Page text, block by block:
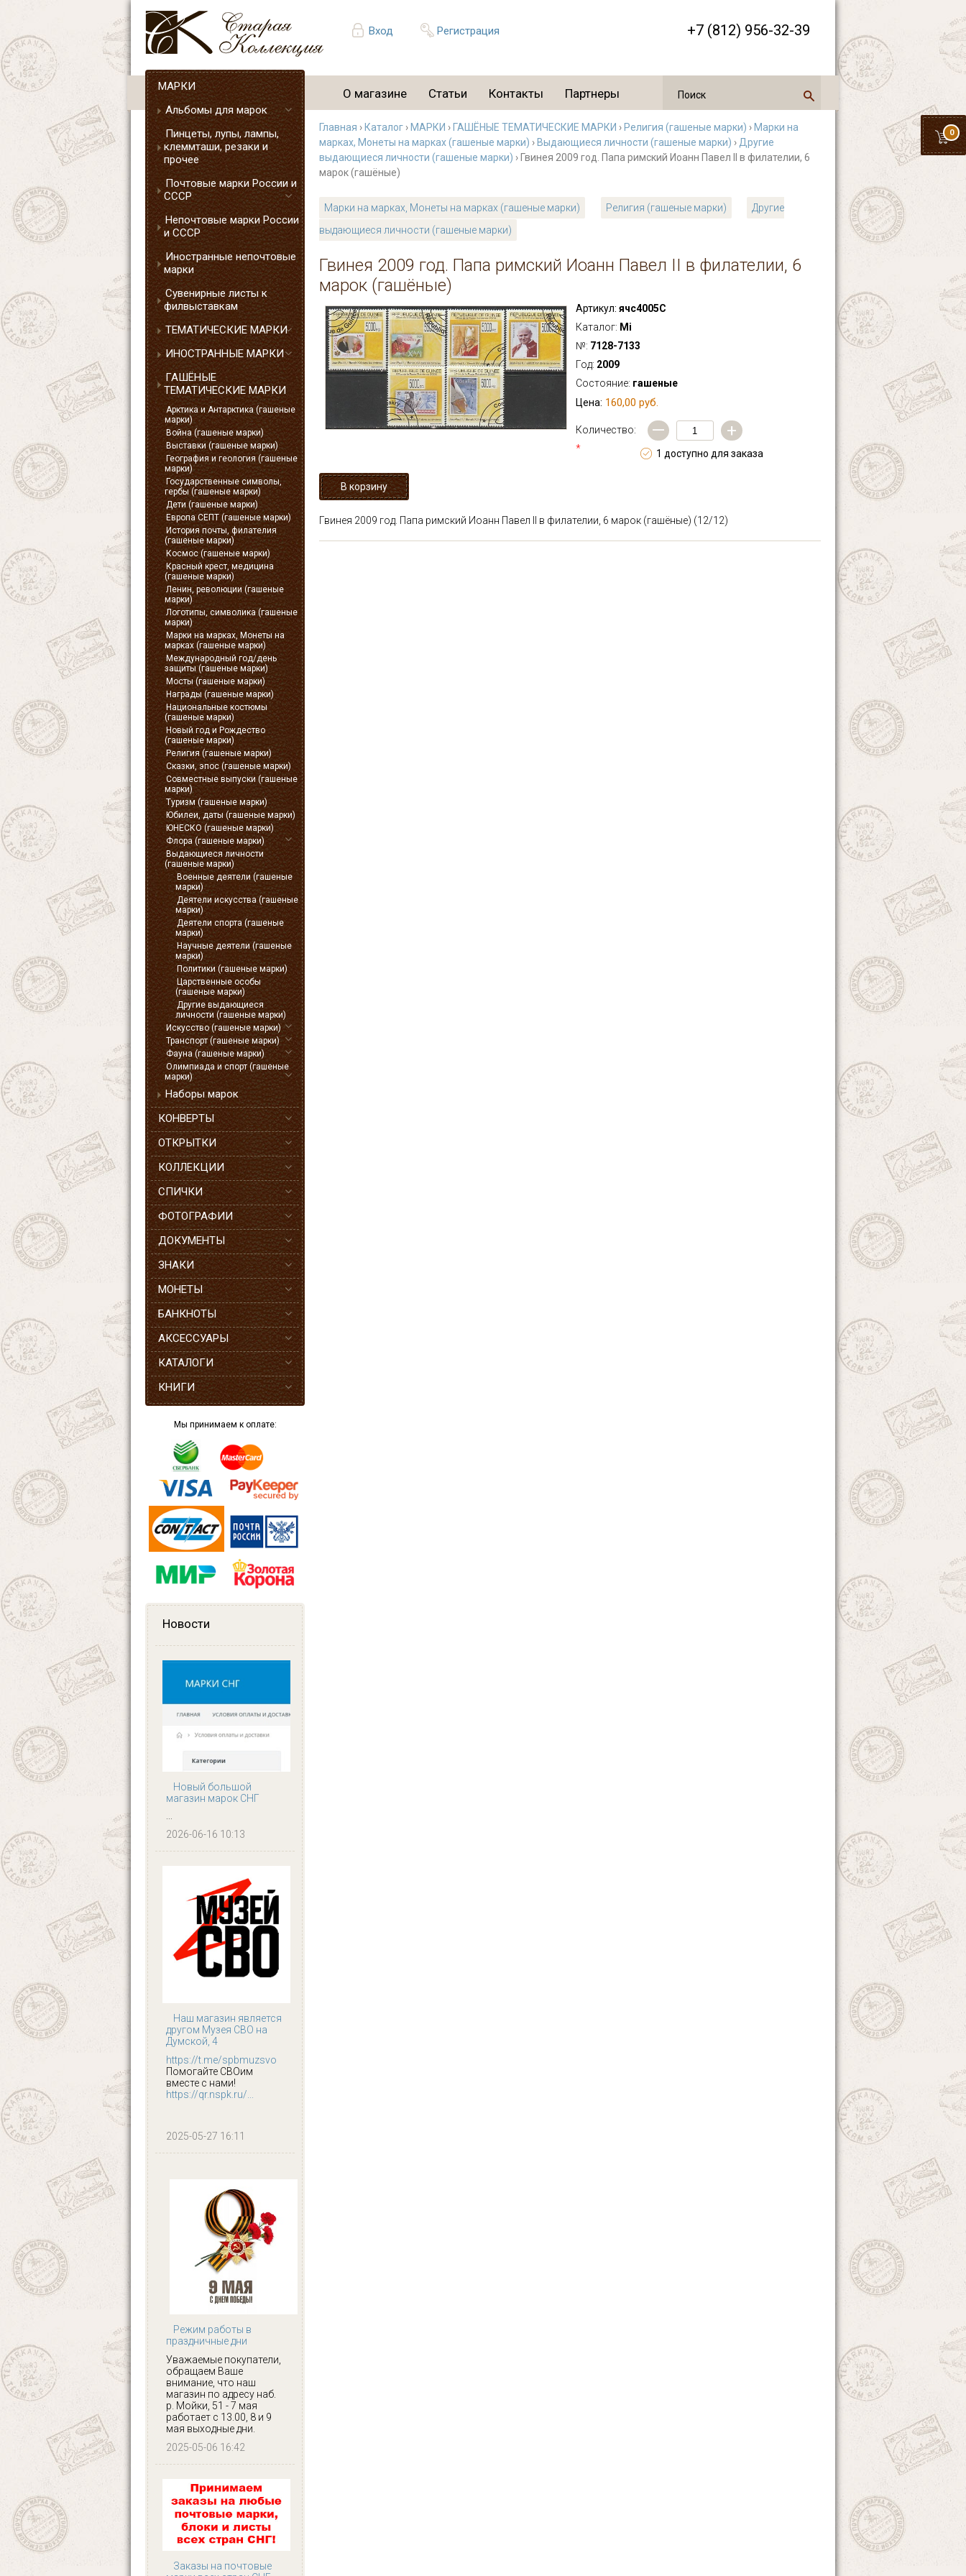
Вход Регистрация +7 (812) 956-32-39
0
О магазине Статьи Контакты Партнеры
МАРКИ
Альбомы для марок
Пинцеты, лупы, лампы,
клеммташи, резаки и
прочее
Почтовые марки России и
СССР
Непочтовые марки России
и СССР
Иностранные непочтовые
марки
Сувенирные листы к
филвыставкам
ТЕМАТИЧЕСКИЕ МАРКИ
ИНОСТРАННЫЕ МАРКИ
ГАШЁНЫЕ
ТЕМАТИЧЕСКИЕ МАРКИ
Арктика и Антарктика (гашеные
марки)
Война (гашеные марки)
Выставки (гашеные марки)
География и геология (гашеные
марки)
Государственные символы,
гербы (гашеные марки)
Дети (гашеные марки)
Европа СЕПТ (гашеные марки)
История почты, филателия
(гашеные марки)
Космос (гашеные марки)
Красный крест, медицина
(гашеные марки)
Ленин, революции (гашеные
марки)
Логотипы, символика (гашеные
марки)
Марки на марках, Монеты на
марках (гашеные марки)
Международный год/день
защиты (гашеные марки)
Мосты (гашеные марки)
Награды (гашеные марки)
Национальные костюмы
(гашеные марки)
Новый год и Рождество
(гашеные марки)
Религия (гашеные марки)
Сказки, эпос (гашеные марки)
Совместные выпуски (гашеные
марки)
Туризм (гашеные марки)
Юбилеи, даты (гашеные марки)
ЮНЕСКО (гашеные марки)
Флора (гашеные марки)
Выдающиеся личности
(гашеные марки)
Военные деятели (гашеные
марки)
Деятели искусства (гашеные
марки)
Деятели спорта (гашеные
марки)
Научные деятели (гашеные
марки)
Политики (гашеные марки)
Царственные особы
(гашеные марки)
Другие выдающиеся
личности (гашеные марки)
Искусство (гашеные марки)
Транспорт (гашеные марки)
Фауна (гашеные марки)
Олимпиада и спорт (гашеные
марки)
Наборы марок
КОНВЕРТЫ
ОТКРЫТКИ
КОЛЛЕКЦИИ
СПИЧКИ
ФОТОГРАФИИ
ДОКУМЕНТЫ
ЗНАКИ
МОНЕТЫ
БАНКНОТЫ
АКСЕССУАРЫ
КАТАЛОГИ
КНИГИ
Мы принимаем к оплате:
Новости
Новый большой
магазин марок СНГ
...
2026-06-16 10:13
Наш магазин является
другом Музея СВО на
Думской, 4
https://t.me/spbmuzsvo
Помогайте СВОим
вместе с нами!
https://qr.nspk.ru/...
2025-05-27 16:11
Режим работы в
праздничные дни
Уважаемые покупатели,
обращаем Ваше
внимание, что наш
магазин по адресу наб.
р. Мойки, 51 - 7 мая
работает с 13.00, 8 и 9
мая выходные дни.
2025-05-06 16:42
Заказы на почтовые
Главная › Каталог › МАРКИ › ГАШЁНЫЕ ТЕМАТИЧЕСКИЕ МАРКИ › Религия (гашеные марки) › Марки на
марках, Монеты на марках (гашеные марки) › Выдающиеся личности (гашеные марки) › Другие
выдающиеся личности (гашеные марки) › Гвинея 2009 год. Папа римский Иоанн Павел II в филателии, 6
марок (гашёные)
Марки на марках, Монеты на марках (гашеные марки) Религия (гашеные марки)
Другие
выдающиеся личности (гашеные марки)
Гвинея 2009 год. Папа римский Иоанн Павел II в филателии, 6
марок (гашёные)
Артикул: ячс4005С
Каталог: Mi
№: 7128-7133
Год: 2009
Состояние: гашеные
Цена: 160,00 руб.
Количество:
*
— +
1 доступно для заказа
Гвинея 2009 год. Папа римский Иоанн Павел II в филателии, 6 марок (гашёные) (12/12)